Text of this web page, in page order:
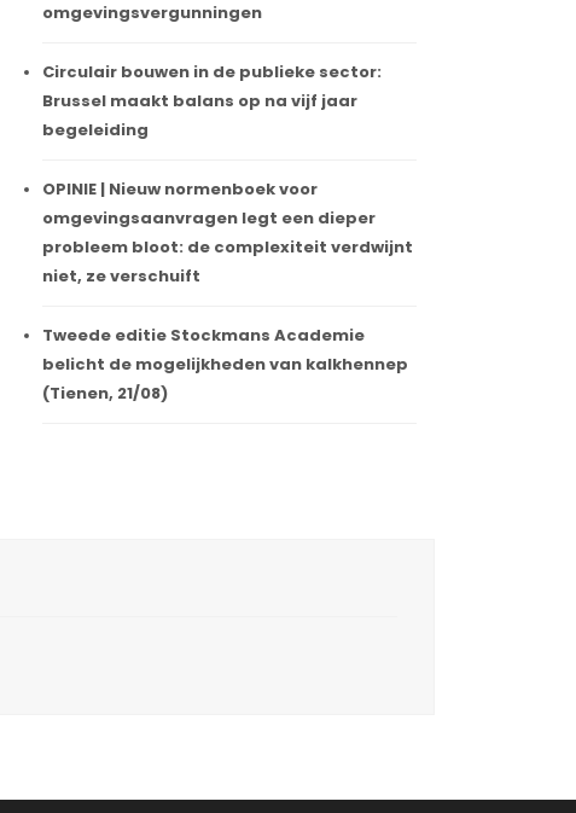
omgevingsvergunningen
Circulair bouwen in de publieke sector:
Brussel maakt balans op na vijf jaar
begeleiding
OPINIE | Nieuw normenboek voor
omgevingsaanvragen legt een dieper
probleem bloot: de complexiteit verdwijnt
niet, ze verschuift
Tweede editie Stockmans Academie
belicht de mogelijkheden van kalkhennep
(Tienen, 21/08)